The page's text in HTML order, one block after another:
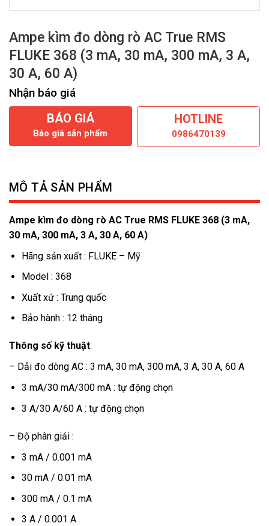
Ampe kìm đo dòng rò AC True RMS
FLUKE 368 (3 mA, 30 mA, 300 mA, 3 A,
30 A, 60 A)
Nhận báo giá
BÁO GIÁ
Báo giá sản phẩm
HOTLINE
0986470139
MÔ TẢ SẢN PHẨM
Ampe kìm đo dòng rò AC True RMS FLUKE 368 (3 mA,
30 mA, 300 mA, 3 A, 30 A, 60 A)
Hãng sản xuất : FLUKE – Mỹ
Model : 368
Xuất xứ : Trung quốc
Bảo hành : 12 tháng
Thông số kỹ thuật:
– Dải đo dòng AC : 3 mA, 30 mA, 300 mA, 3 A, 30 A, 60 A
3 mA/30 mA/300 mA : tự động chọn
3 A/30 A/60 A : tự động chọn
– Độ phân giải :
3 mA / 0.001 mA
30 mA / 0.01 mA
300 mA / 0.1 mA
3 A / 0.001 A